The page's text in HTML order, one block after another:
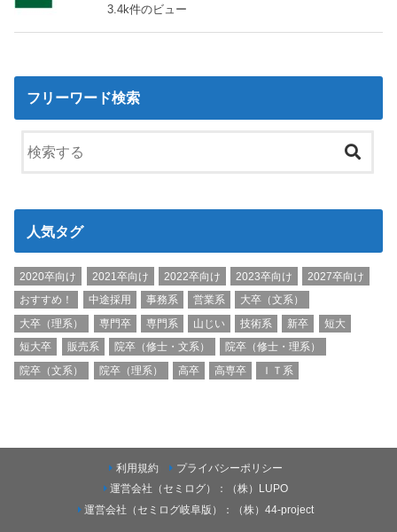
3.4k件のビュー
フリーワード検索
人気タグ
2020卒向け 2021卒向け 2022卒向け 2023卒向け
2027卒向け
おすすめ！
中途採用 事務系 営業系
大卒（文系）
大卒（理系）
専門卒 専門系 山じい 技術系 新卒
短大
短大卒
販売系 院卒（修士・文系）
院卒（修士・理系）
院卒（文系）
院卒（理系） 高卒 高専卒 ＩＴ系
利用規約
プライバシーポリシー
運営会社（セミログ）：（株）LUPO
運営会社（セミログ岐阜版）：（株）44-project